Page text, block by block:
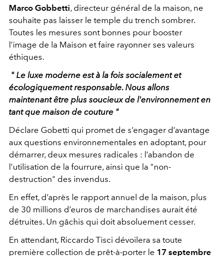
Marco Gobbetti, directeur général de la maison, ne
souhaite pas laisser le temple du trench sombrer.
Toutes les mesures sont bonnes pour booster
l’image de la Maison et faire rayonner ses valeurs
éthiques.
" Le luxe moderne est à la fois socialement et
écologiquement responsable. Nous allons
maintenant être plus soucieux de l'environnement en
tant que maison de couture "
Déclare Gobetti qui promet de s’engager d’avantage
aux questions environnementales en adoptant, pour
démarrer, deux mesures radicales : l’abandon de
l’utilisation de la fourrure, ainsi que la "non-
destruction" des invendus.
En effet, d’après le rapport annuel de la maison, plus
de 30 millions d’euros de marchandises aurait été
détruites. Un gâchis qui doit absoluement cesser.
En attendant, Riccardo Tisci dévoilera sa toute
première collection de prêt-à-porter le 17 septembre